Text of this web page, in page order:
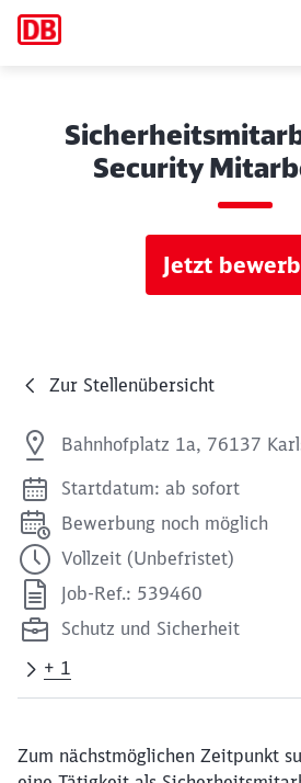
Security
Jetzt
Zur Stellenübersicht
Bahnhofplatz 1a, 76137
Startdatum: ab sofort
Bewerbung noch möglich
Vollzeit (Unbefristet)
Job-Ref.: 539460
Schutz und Sicherheit
+ 1
Zum nächstmöglichen Zeitpunkt